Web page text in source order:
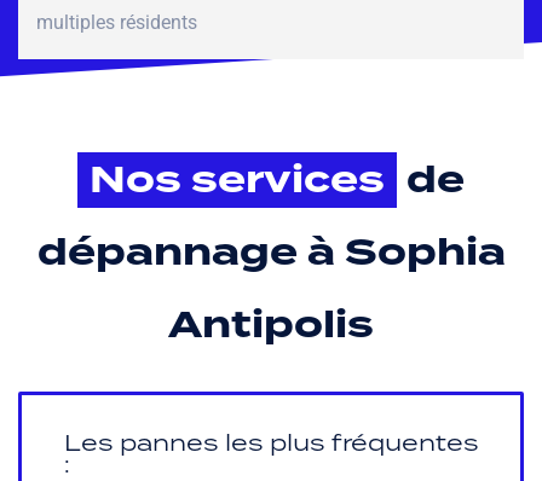
multiples résidents
Nos services de
dépannage à Sophia
Antipolis
Les pannes les plus fréquentes
: